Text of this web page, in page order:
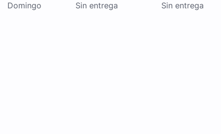
Domingo Sin entrega Sin entrega